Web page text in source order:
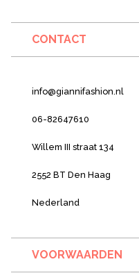
CONTACT
info@giannifashion.nl
06-82647610
Willem III straat 134
2552 BT Den Haag
Nederland
VOORWAARDEN